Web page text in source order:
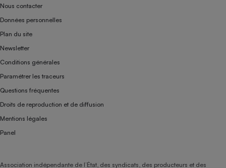
Nous contacter
Données personnelles
Plan du site
Newsletter
Conditions générales
Paramétrer les traceurs
Questions fréquentes
Droits de reproduction et de diffusion
Mentions légales
Panel
Association indépendante de l’État, des syndicats, des producteurs et des